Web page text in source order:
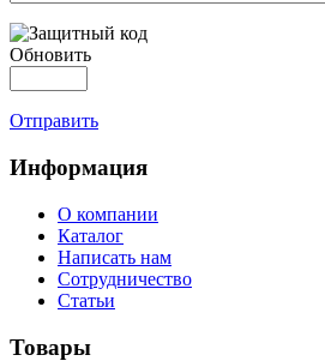
Обновить
Отправить
Информация
О компании
Каталог
Написать нам
Сотрудничество
Статьи
Товары